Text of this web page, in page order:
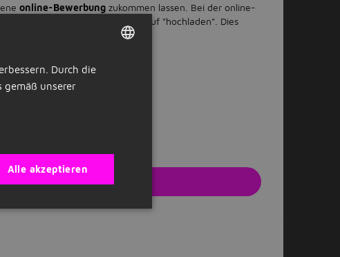
online-Bewerbung zukommen lassen. Bei der online-
Kontaktdaten Ihren Lebenslauf "hochladen". Dies
Jetzt bewerben
DUTCH
Durch die
gemäß unserer
Alle akzeptieren